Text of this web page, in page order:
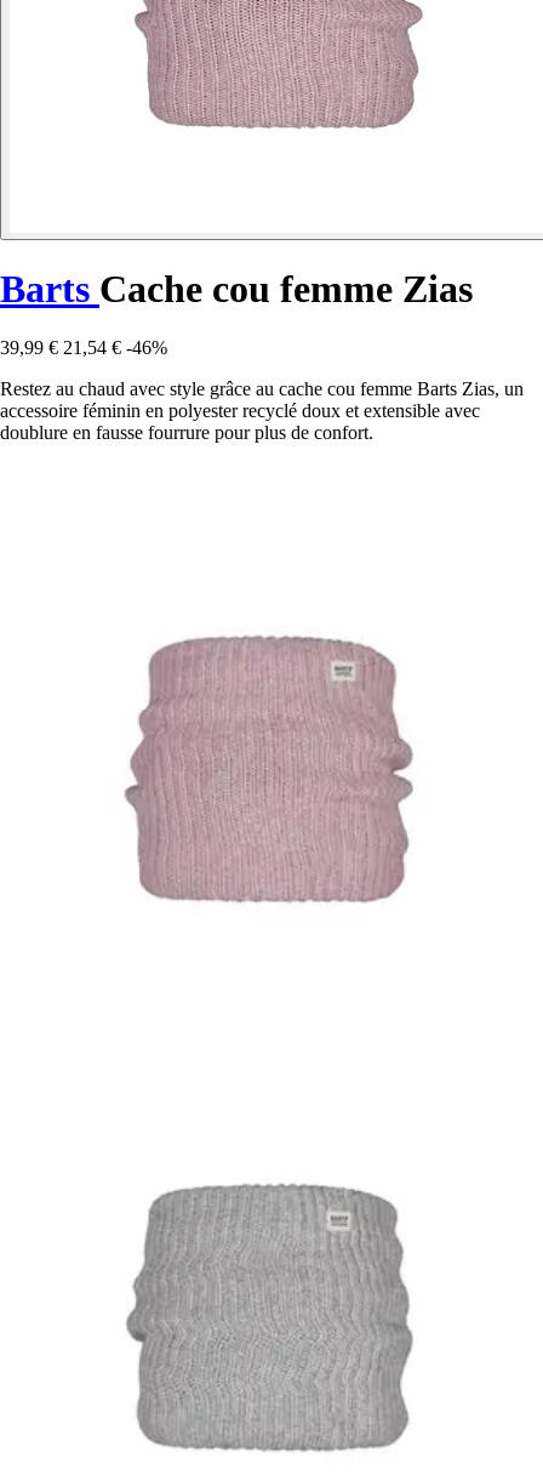
Barts Cache cou femme Zias
39,99 € 21,54 € -46%
Restez au chaud avec style grâce au cache cou femme Barts Zias, un
accessoire féminin en polyester recyclé doux et extensible avec
doublure en fausse fourrure pour plus de confort.